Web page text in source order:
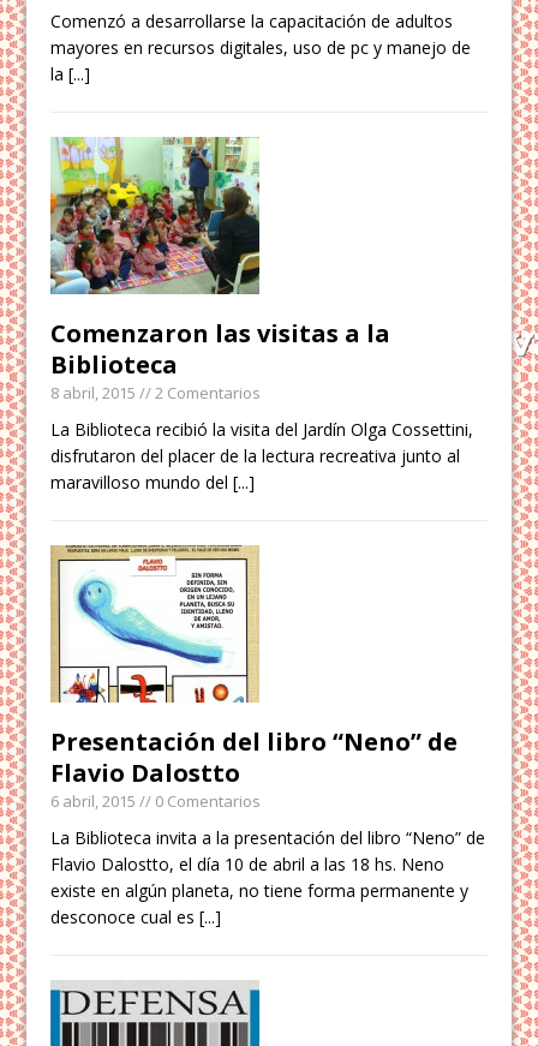
Comenzó a desarrollarse la capacitación de adultos
mayores en recursos digitales, uso de pc y manejo de
la[...]
Comenzaron las visitas a la
Biblioteca
8 abril, 2015 // 2 Comentarios
La Biblioteca recibió la visita del Jardín Olga Cossettini,
disfrutaron del placer de la lectura recreativa junto al
maravilloso mundo del[...]
Presentación del libro “Neno” de
Flavio Dalostto
6 abril, 2015 // 0 Comentarios
La Biblioteca invita a la presentación del libro “Neno” de
Flavio Dalostto, el día 10 de abril a las 18 hs. Neno
existe en algún planeta, no tiene forma permanente y
desconoce cual es[...]